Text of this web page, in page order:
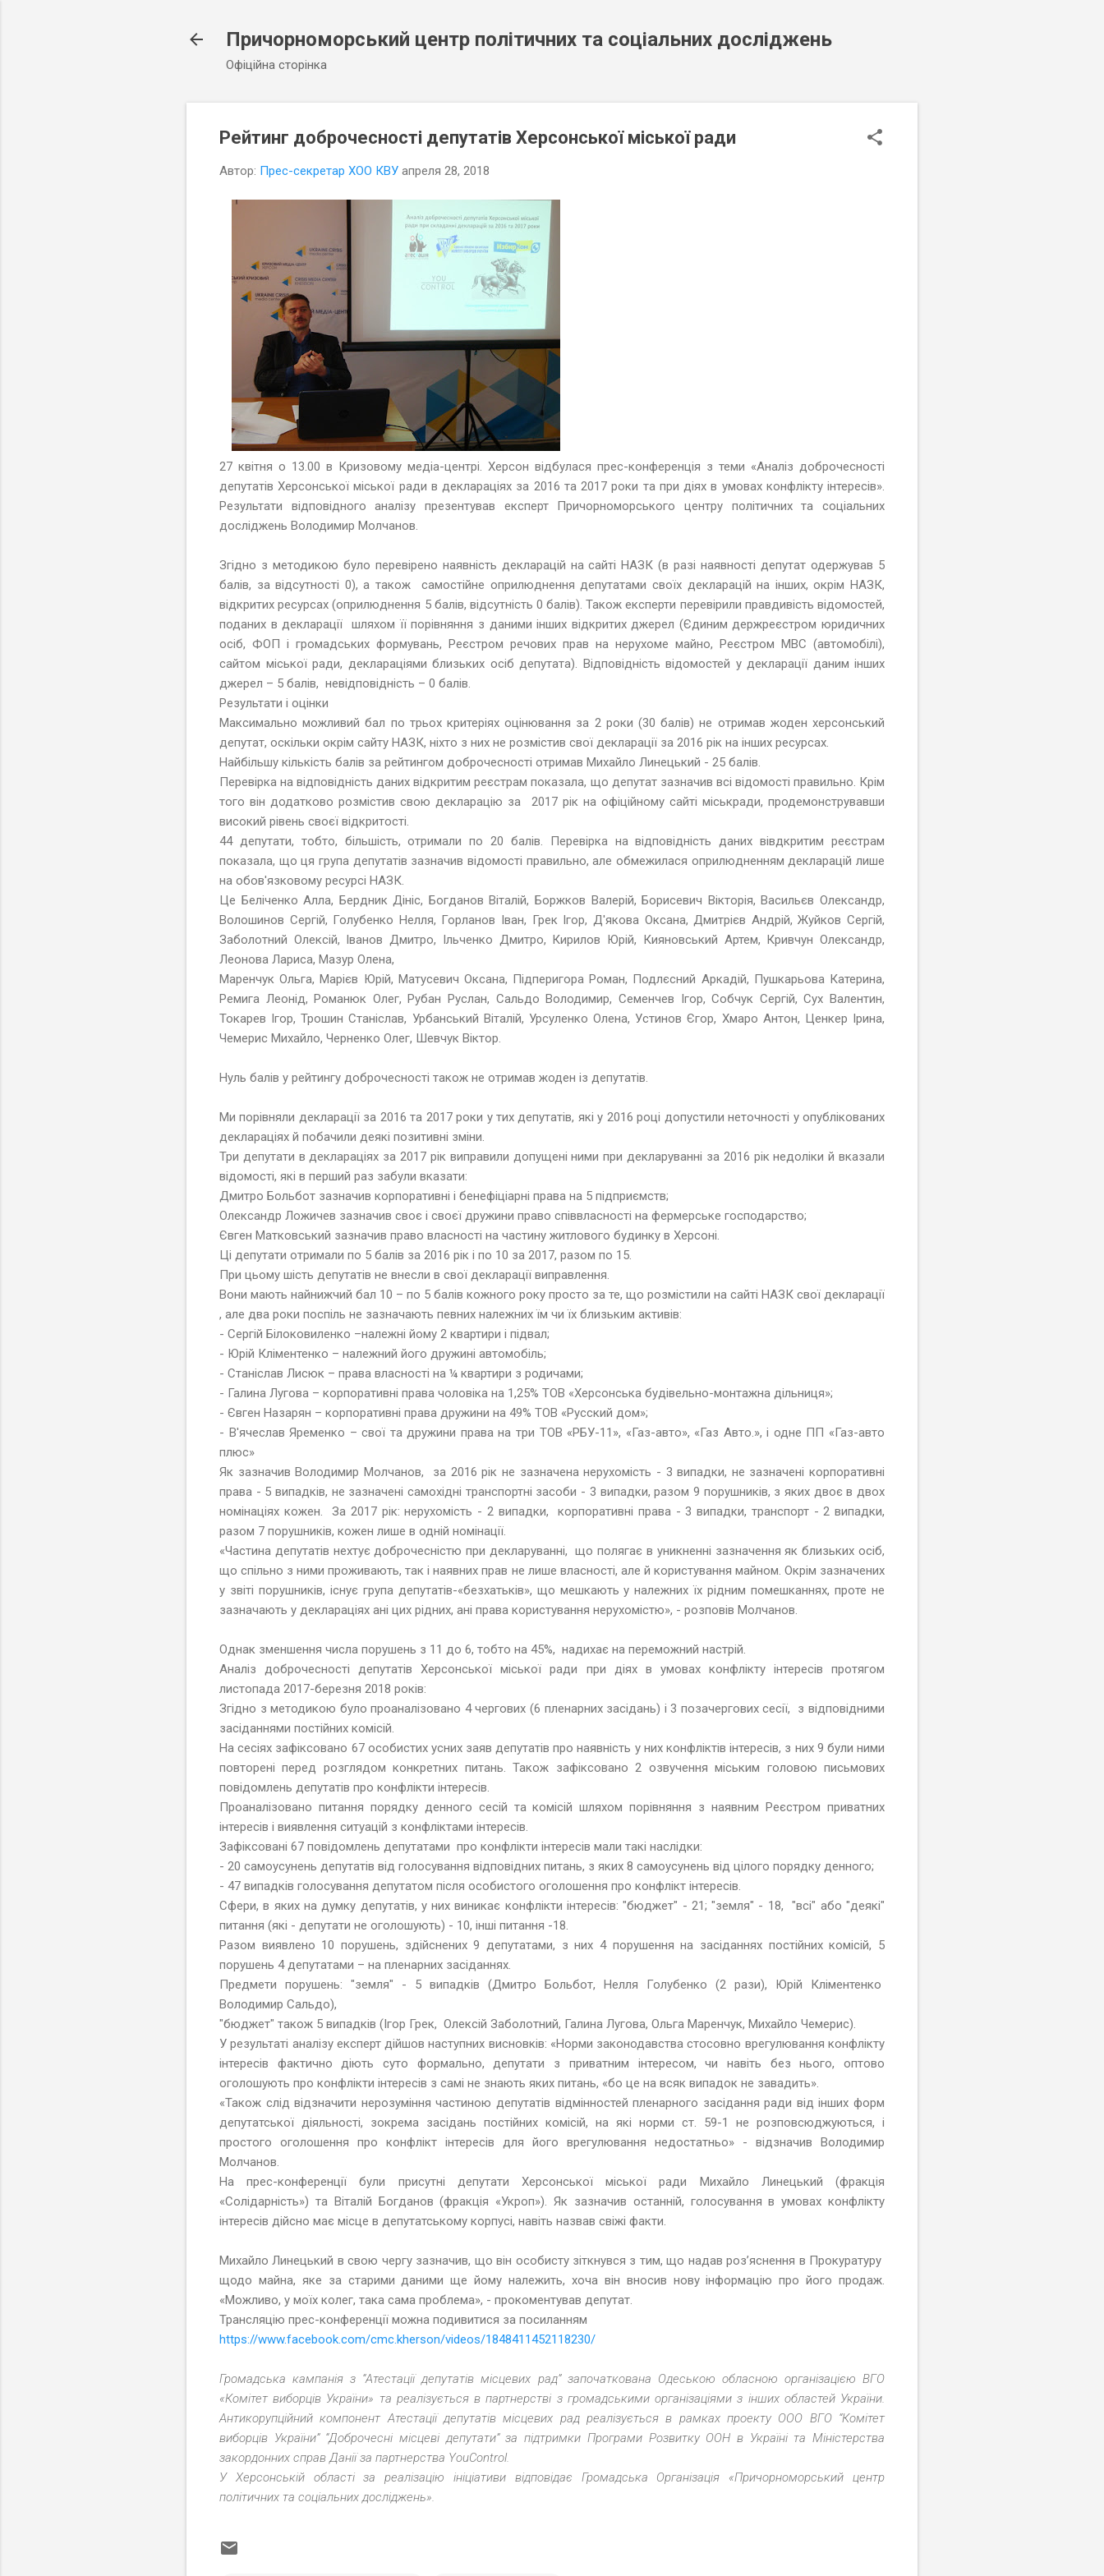
Причорноморський центр політичних та соціальних досліджень
Офіційна сторінка
Рейтинг доброчесності депутатів Херсонської міської ради
Автор: Прес-секретар ХОО КВУ апреля 28, 2018
27 квітня о 13.00 в Кризовому медіа-центрі. Херсон відбулася прес-конференція з теми «Аналіз доброчесності
депутатів Херсонської міської ради в деклараціях за 2016 та 2017 роки та при діях в умовах конфлікту інтересів».
Результати відповідного аналізу презентував експерт Причорноморського центру політичних та соціальних
досліджень Володимир Молчанов.
Згідно з методикою було перевірено наявність декларацій на сайті НАЗК (в разі наявності депутат одержував 5
балів, за відсутності 0), а також самостійне оприлюднення депутатами своїх декларацій на інших, окрім НАЗК,
відкритих ресурсах (оприлюднення 5 балів, відсутність 0 балів). Також експерти перевірили правдивість відомостей,
поданих в декларації шляхом її порівняння з даними інших відкритих джерел (Єдиним держреєстром юридичних
осіб, ФОП і громадських формувань, Реєстром речових прав на нерухоме майно, Реєстром МВС (автомобілі),
сайтом міської ради, деклараціями близьких осіб депутата). Відповідність відомостей у декларації даним інших
джерел – 5 балів, невідповідність – 0 балів.
Результати і оцінки
Максимально можливий бал по трьох критеріях оцінювання за 2 роки (30 балів) не отримав жоден херсонський
депутат, оскільки окрім сайту НАЗК, ніхто з них не розмістив свої декларації за 2016 рік на інших ресурсах.
Найбільшу кількість балів за рейтингом доброчесності отримав Михайло Линецький - 25 балів.
Перевірка на відповідність даних відкритим реєстрам показала, що депутат зазначив всі відомості правильно. Крім
того він додатково розмістив свою декларацію за 2017 рік на офіційному сайті міськради, продемонструвавши
високий рівень своєї відкритості.
44 депутати, тобто, більшість, отримали по 20 балів. Перевірка на відповідність даних вівдкритим реєстрам
показала, що ця група депутатів зазначив відомості правильно, але обмежилася оприлюдненням декларацій лише
на обов'язковому ресурсі НАЗК.
Це Беліченко Алла, Бердник Дініс, Богданов Віталій, Боржков Валерій, Борисевич Вікторія, Васильєв Олександр,
Волошинов Сергій, Голубенко Нелля, Горланов Іван, Грек Ігор, Д'якова Оксана, Дмитрієв Андрій, Жуйков Сергій,
Заболотний Олексій, Іванов Дмитро, Ільченко Дмитро, Кирилов Юрій, Кияновський Артем, Кривчун Олександр,
Леонова Лариса, Мазур Олена,
Маренчук Ольга, Марієв Юрій, Матусевич Оксана, Підперигора Роман, Подлєсний Аркадій, Пушкарьова Катерина,
Ремига Леонід, Романюк Олег, Рубан Руслан, Сальдо Володимир, Семенчев Ігор, Собчук Сергій, Сух Валентин,
Токарев Ігор, Трошин Станіслав, Урбанський Віталій, Урсуленко Олена, Устинов Єгор, Хмаро Антон, Ценкер Ірина,
Чемерис Михайло, Черненко Олег, Шевчук Віктор.
Нуль балів у рейтингу доброчесності також не отримав жоден із депутатів.
Ми порівняли декларації за 2016 та 2017 роки у тих депутатів, які у 2016 році допустили неточності у опублікованих
деклараціях й побачили деякі позитивні зміни.
Три депутати в деклараціях за 2017 рік виправили допущені ними при декларуванні за 2016 рік недоліки й вказали
відомості, які в перший раз забули вказати:
Дмитро Больбот зазначив корпоративні і бенефіціарні права на 5 підприємств;
Олександр Ложичев зазначив своє і своєї дружини право співвласності на фермерське господарство;
Євген Матковський зазначив право власності на частину житлового будинку в Херсоні.
Ці депутати отримали по 5 балів за 2016 рік і по 10 за 2017, разом по 15.
При цьому шість депутатів не внесли в свої декларації виправлення.
Вони мають найнижчий бал 10 – по 5 балів кожного року просто за те, що розмістили на сайті НАЗК свої декларації
, але два роки поспіль не зазначають певних належних їм чи їх близьким активів:
- Сергій Білоковиленко –належні йому 2 квартири і підвал;
- Юрій Кліментенко – належний його дружині автомобіль;
- Станіслав Лисюк – права власності на ¼ квартири з родичами;
- Галина Лугова – корпоративні права чоловіка на 1,25% ТОВ «Херсонська будівельно-монтажна дільниця»;
- Євген Назарян – корпоративні права дружини на 49% ТОВ «Русский дом»;
- В'ячеслав Яременко – свої та дружини права на три ТОВ «РБУ-11», «Газ-авто», «Газ Авто.», і одне ПП «Газ-авто
плюс»
Як зазначив Володимир Молчанов, за 2016 рік не зазначена нерухомість - 3 випадки, не зазначені корпоративні
права - 5 випадків, не зазначені самохідні транспортні засоби - 3 випадки, разом 9 порушників, з яких двоє в двох
номінаціях кожен. За 2017 рік: нерухомість - 2 випадки, корпоративні права - 3 випадки, транспорт - 2 випадки,
разом 7 порушників, кожен лише в одній номінації.
«Частина депутатів нехтує доброчесністю при декларуванні, що полягає в уникненні зазначення як близьких осіб,
що спільно з ними проживають, так і наявних прав не лише власності, але й користування майном. Окрім зазначених
у звіті порушників, існує група депутатів-«безхатьків», що мешкають у належних їх рідним помешканнях, проте не
зазначають у деклараціях ані цих рідних, ані права користування нерухомістю», - розповів Молчанов.
Однак зменшення числа порушень з 11 до 6, тобто на 45%, надихає на переможний настрій.
Аналіз доброчесності депутатів Херсонської міської ради при діях в умовах конфлікту інтересів протягом
листопада 2017-березня 2018 років:
Згідно з методикою було проаналізовано 4 чергових (6 пленарних засідань) і 3 позачергових сесії, з відповідними
засіданнями постійних комісій.
На сесіях зафіксовано 67 особистих усних заяв депутатів про наявність у них конфліктів інтересів, з них 9 були ними
повторені перед розглядом конкретних питань. Також зафіксовано 2 озвучення міським головою письмових
повідомлень депутатів про конфлікти інтересів.
Проаналізовано питання порядку денного сесій та комісій шляхом порівняння з наявним Реєстром приватних
інтересів і виявлення ситуацій з конфліктами інтересів.
Зафіксовані 67 повідомлень депутатами про конфлікти інтересів мали такі наслідки:
- 20 самоусунень депутатів від голосування відповідних питань, з яких 8 самоусунень від цілого порядку денного;
- 47 випадків голосування депутатом після особистого оголошення про конфлікт інтересів.
Сфери, в яких на думку депутатів, у них виникає конфлікти інтересів: "бюджет" - 21; "земля" - 18, "всі" або "деякі"
питання (які - депутати не оголошують) - 10, інші питання -18.
Разом виявлено 10 порушень, здійснених 9 депутатами, з них 4 порушення на засіданнях постійних комісій, 5
порушень 4 депутатами – на пленарних засіданнях.
Предмети порушень: "земля" - 5 випадків (Дмитро Больбот, Нелля Голубенко (2 рази), Юрій Кліментенко
Володимир Сальдо),
"бюджет" також 5 випадків (Ігор Грек, Олексій Заболотний, Галина Лугова, Ольга Маренчук, Михайло Чемерис).
У результаті аналізу експерт дійшов наступних висновків: «Норми законодавства стосовно врегулювання конфлікту
інтересів фактично діють суто формально, депутати з приватним інтересом, чи навіть без нього, оптово
оголошують про конфлікти інтересів з самі не знають яких питань, «бо це на всяк випадок не завадить».
«Також слід відзначити нерозуміння частиною депутатів відмінностей пленарного засідання ради від інших форм
депутатської діяльності, зокрема засідань постійних комісій, на які норми ст. 59-1 не розповсюджуються, і
простого оголошення про конфлікт інтересів для його врегулювання недостатньо» - відзначив Володимир
Молчанов.
На прес-конференції були присутні депутати Херсонської міської ради Михайло Линецький (фракція
«Солідарність») та Віталій Богданов (фракція «Укроп»). Як зазначив останній, голосування в умовах конфлікту
інтересів дійсно має місце в депутатському корпусі, навіть назвав свіжі факти.
Михайло Линецький в свою чергу зазначив, що він особисту зіткнувся з тим, що надав роз’яснення в Прокуратуру
щодо майна, яке за старими даними ще йому належить, хоча він вносив нову інформацію про його продаж.
«Можливо, у моїх колег, така сама проблема», - прокоментував депутат.
Трансляцію прес-конференції можна подивитися за посиланням
https://www.facebook.com/cmc.kherson/videos/1848411452118230/
Громадська кампанія з “Атестації депутатів місцевих рад” започаткована Одеською обласною організацією ВГО
«Комітет виборців України» та реалізується в партнерстві з громадськими організаціями з інших областей України.
Антикорупційний компонент Атестації депутатів місцевих рад реалізується в рамках проекту ООО ВГО “Комітет
виборців України” “Доброчесні місцеві депутати” за підтримки Програми Розвитку ООН в Україні та Міністерства
закордонних справ Данії за партнерства YouControl.
У Херсонській області за реалізацію ініціативи відповідає Громадська Організація «Причорноморський центр
політичних та соціальних досліджень».